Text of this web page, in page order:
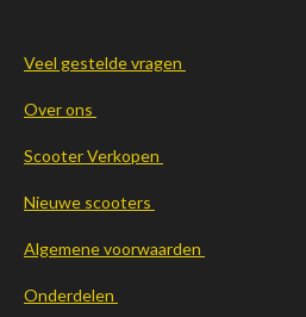
Veel gestelde vragen
Over ons
Scooter Verkopen
Nieuwe scooters
Algemene voorwaarden
Onderdelen